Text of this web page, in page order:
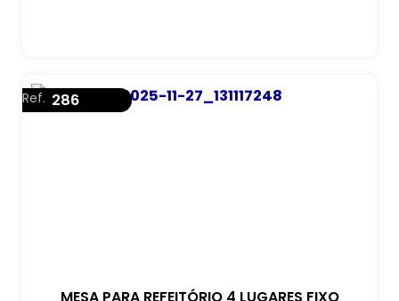
MESA PARA REFEITÓRIO 4 LUGARES FIXO
Ref. 286